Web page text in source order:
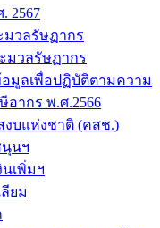
2567
มวลรัษฏากร
มวลรัษฏากร
มูลเพื่อปฏิบัติตามความ
อากร พ.ศ.2566
บแห่งชาติ (คสช.)
นฯ
เพิ่มฯ
ยม